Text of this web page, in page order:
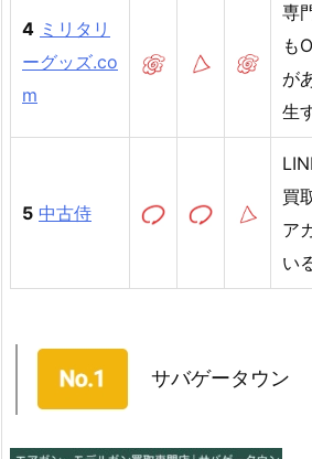
4 ミリタリ
ーグッズ.co
m
専
も
が
生
5 中古侍
買
ア
い
サバゲータウン